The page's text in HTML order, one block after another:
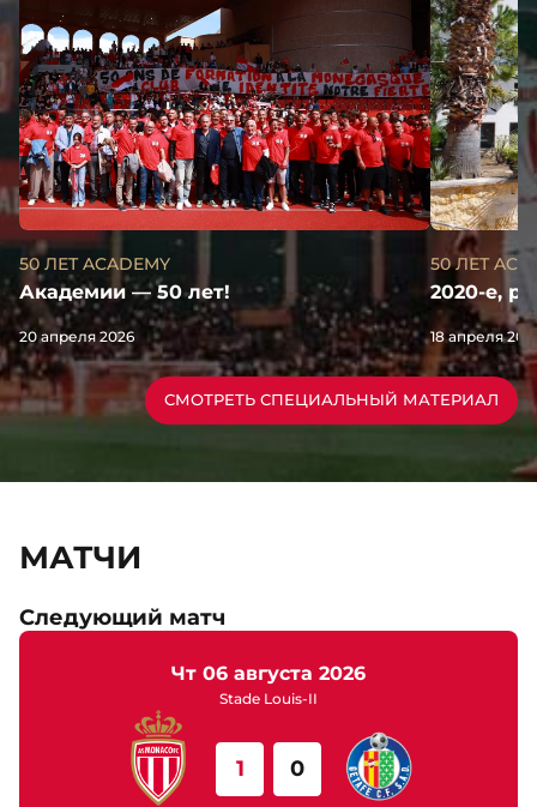
50 ЛЕТ ACADEMY
Академии — 50 лет!
20 апреля 2026
50 ЛЕТ
2020-е,
18 апреля
СМОТРЕТЬ СПЕЦИАЛЬНЫЙ МАТЕРИАЛ
МАТЧИ
Следующий матч
чт 06 августа 2026
Stade Louis-II
1 0